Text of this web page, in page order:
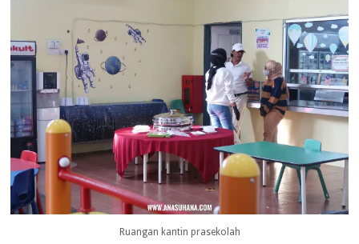
Ruangan kantin prasekolah